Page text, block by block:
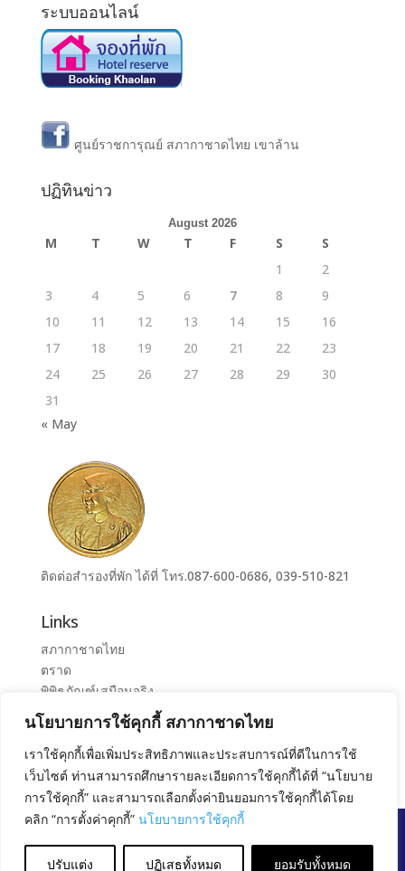
นโยบายการใช้คุกกี้ สภากาชาดไทย
เราใช้คุกกี้เพื่อเพิ่มประสิทธิภาพและประสบการณ์ที่ดีในการใช้
เว็บไซต์ ท่านสามารถศึกษารายละเอียดการใช้คุกกี้ได้ที่ “นโยบาย
การใช้คุกกี้” และสามารถเลือกตั้งค่ายินยอมการใช้คุกกี้ได้โดย
คลิก “การตั้งค่าคุกกี้” นโยบายการใช้คุกกี้
ปรับแต่ง ปฏิเสธทั้งหมด ยอมรับทั้งหมด
ระบบออนไลน์
ศูนย์ราชการุณย์ สภากาชาดไทย เขาล้าน
ปฏิทินข่าว
August 2026
M T W T F S
S
1
2
3
4 5 6 7 8
9
10
11 12 13 14 15
16
17
18 19 20 21 22
23
24
25 26 27 28 29
30
31
« May
ติดต่อสำรองที่พัก ได้ที่ โทร.087-600-0686, 039-510-821
Links
สภากาชาดไทย
ตราด
พิพิธภัณฑ์เสมือนจริง
ระบบจองห้องศูนย์ราชการุณย์สภากาชาดไทย เขาล้าน
ศูนย์ราชการุณย์ สภากาชาดไทย เขาล้าน
ข้อมูลส่วนบุคคล
|นโยบายคุกกี้ ข้อตกลงการใช้งาน|